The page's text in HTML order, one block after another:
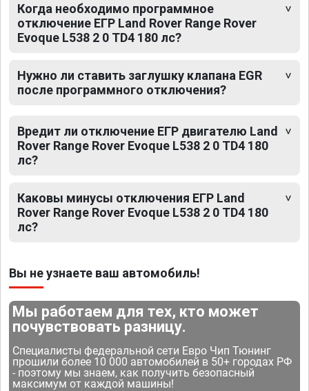
Когда необходимо программное
отключение ЕГР Land Rover Range Rover
Evoque L538 2 0 TD4 180 лс?
Нужно ли ставить заглушку клапана EGR
после программного отключения?
Вредит ли отключение ЕГР двигателю Land
Rover Range Rover Evoque L538 2 0 TD4 180
лс?
Каковы минусы отключения ЕГР Land
Rover Range Rover Evoque L538 2 0 TD4 180
лс?
Вы не узнаете ваш автомобиль!
Мы работаем для тех, кто может
почувствовать разницу.
Специалисты федеральной сети Евро Чип Тюнинг
прошили более 10 000 автомобилей в 50+ городах РФ
- поэтому мы знаем, как получить безопасный
максимум от каждой машины!